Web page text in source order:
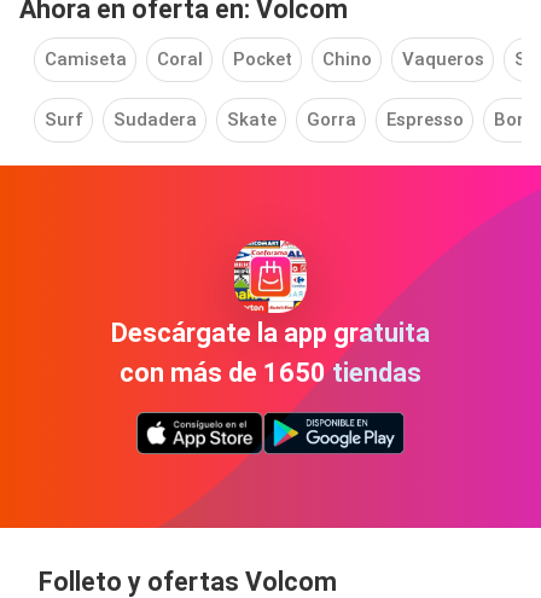
Ahora en oferta en: Volcom
Camiseta Coral Pocket Chino Vaqueros
Surf Sudadera Skate Gorra Espresso Bone
Descárgate la app gratuita
con más de 1650 tiendas
Folleto y ofertas Volcom